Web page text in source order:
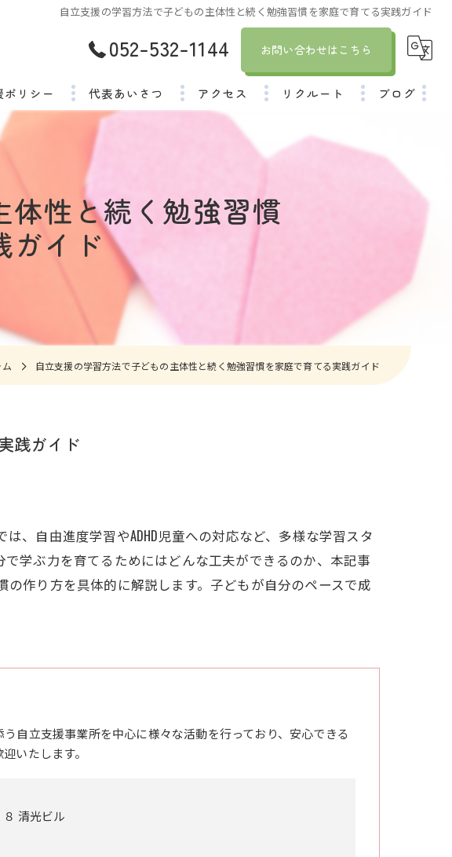
自立支援の学習方法で子どもの主体性と続く勉強習慣を家庭で育てる実践ガイド
052-532-1144 お問い合わせはこちら
ポリシー
ある質問
代表あいさつ アクセス リクルート
社員インタビュー
ブログ
体性と続く勉強習慣
ガイド
自立支援の学習方法で子どもの主体性と続く勉強習慣を家庭で育てる実践ガイド
践ガイド
、自由進度学習やADHD児童への対応など、多様な学習スタ
学ぶ力を育てるためにはどんな工夫ができるのか、本記事
作り方を具体的に解説します。子どもが自分のペースで成
自立支援事業所を中心に様々な活動を行っており、安心できる
いたします。
清光ビル